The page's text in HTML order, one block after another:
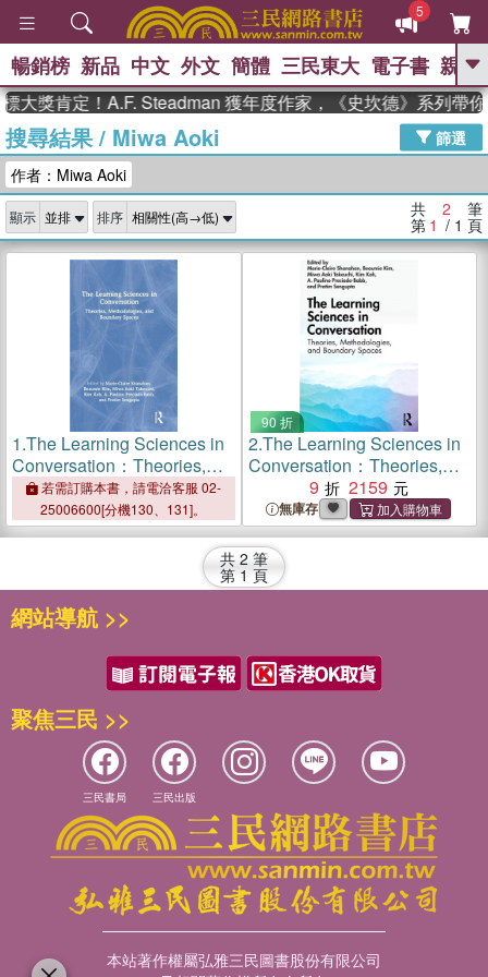
5
GO
熱搜： The Odyssey 、
父親節 、 如果歷史是一群喵 、 暑期
念華 、 台灣的李登輝時代 、 數學女
孩：黎曼猜想
偉大的迷走神經
暢銷榜 新品 中文 外文 簡體 三民東大 電子書 親子
大獎肯定！A.F. Steadman 獲年度作家，《史坎德》系列帶你
搜尋結果/ Miwa Aoki
篩選
作者：Miwa Aoki
顯示 排序 共 2 筆
第 1 / 1 頁
1.The Learning Sciences in
Conversation：Theories,
Methodologies, and
Boundary Spaces
若需訂購本書，請電洽客服 02-
25006600[分機130、131]。
90 折
2.The Learning Sciences in
Conversation：Theories,
Methodologies, and
Boundary Spaces
9 2159
無庫存
共 2 筆
第 1 頁
網站導航 >>
聚焦三民 >>
三民書局 三民出版
本站著作權屬弘雅三民圖書股份有限公司